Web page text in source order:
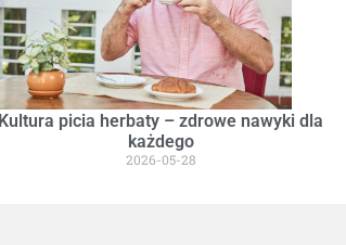
Kultura picia herbaty – zdrowe nawyki dla
każdego
2026-05-28